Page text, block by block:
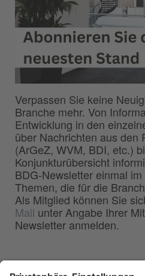
Verpassen Sie keine
Branche mehr. Von
Entwicklung in den
über Nachrichten aus den
(ArGeZ, WVM, BDI, etc.)
Konjunkturübersicht
BDG-Newsletter einmal
Themen, die für die
Als Mitglied können Sie
Mail unter Angabe Ihrer
Newsletter anmelden.